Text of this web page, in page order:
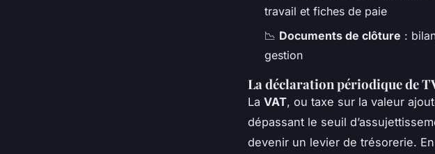
travail et fiches de paie
📉 Documents de clôture :
gestion
La déclaration périodique de
La VAT, ou taxe sur la valeur
dépassant le seuil
devenir un levier de trésorerie.